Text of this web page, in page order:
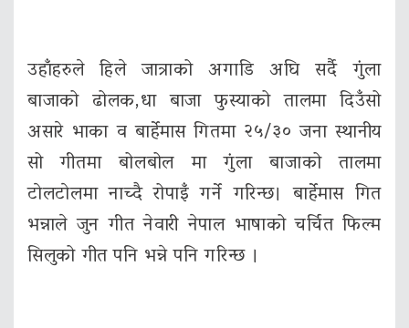
उहाँहरुले हिले जात्राको अगाडि अघि सर्दै गुंला
बाजाको ढोलक,धा बाजा फुस्याको तालमा दिउँसो
असारे भाका व बार्हेमास गितमा २५/३० जना स्थानीय
सो गीतमा बोलबोल मा गुंला बाजाको तालमा
टाेलटाेलमा नाच्दै रोपाइँ गर्ने गरिन्छ। बार्हेमास गित
भन्नाले जुन गीत नेवारी नेपाल भाषाको चर्चित फिल्म
सिलुको गीत पनि भन्ने पनि गरिन्छ ।